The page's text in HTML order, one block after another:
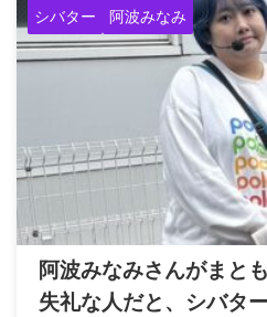
シバター 阿波みなみ
阿波みなみさんがまと
失礼な人だと、シバタ